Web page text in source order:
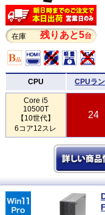
在庫 残りあと5台
CPU CPUラ
Core i5
10500T
【10世代】
6コア12スレ
24